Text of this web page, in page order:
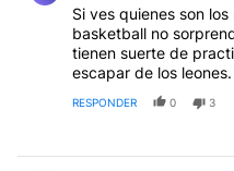
Si ves quienes son
basketball no
tienen suerte de
escapar de los leones.
RESPONDER 0 3